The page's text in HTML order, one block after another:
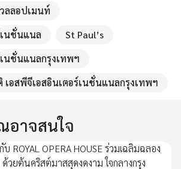
ลลอปเมนท์
เนชั่นแนล
St Paul’s
นชั่นแนลกรุงเทพฯ
เอสพีจีเอสอินเตอร์เนชั่นแนลกรุงเทพฯ
อาจสนใจ